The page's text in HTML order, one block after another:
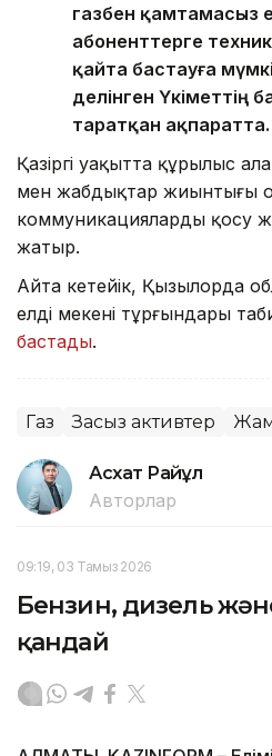
газбен қамтамасыз
абоненттерге
қайта бастауға
делінген Үкіметтің
таратқан ақпаратта.
Қазіргі уақытта құрылыс
мен жабдықтар жиынтығы
коммуникацияларды қосу
жатыр.
Айта кетейік, Қызылорда
елді мекені тұрғындары
бастады.
Газ Заңсыз активтер
Асхат Райқұл
Авторлар
09:19, 03 Тамыз 2026
Бензин, дизель
қандай